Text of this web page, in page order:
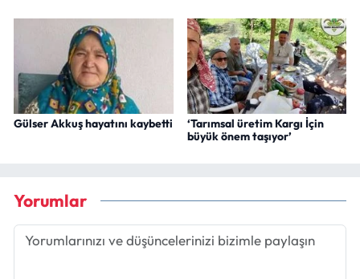
Gülser Akkuş hayatını kaybetti
‘Tarımsal üretim Kargı İçin
büyük önem taşıyor’
Yorumlar